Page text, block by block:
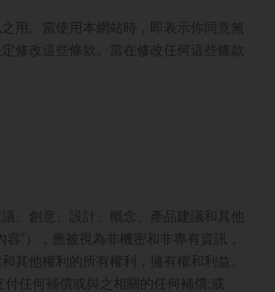
用。當使用本網站時，即表示你同意無
修改這些條款。當在修改任何這些條款
、創意、設計、概念、產品建議和其他
”），應被視為非機密和非專有資訊，
其他權利的所有權利，擁有權和利益。
任何補償或與之相關的任何補償;或